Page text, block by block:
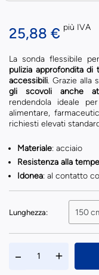
25,88 € più IVA
La sonda flessibile
pulizia approfondita
accessibili. Grazie alla
gli scovoli anche
rendendola ideale
alimentare,
richiesti elevati
Materiale: acciaio
Resistenza alla
Idonea: al contatto
Lunghezza: